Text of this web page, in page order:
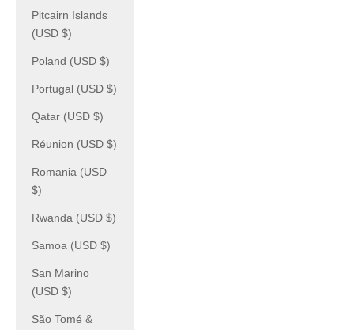
Pitcairn Islands
(USD $)
Poland (USD $)
Portugal (USD $)
Qatar (USD $)
Réunion (USD $)
Romania (USD
$)
Rwanda (USD $)
Samoa (USD $)
San Marino
(USD $)
São Tomé &